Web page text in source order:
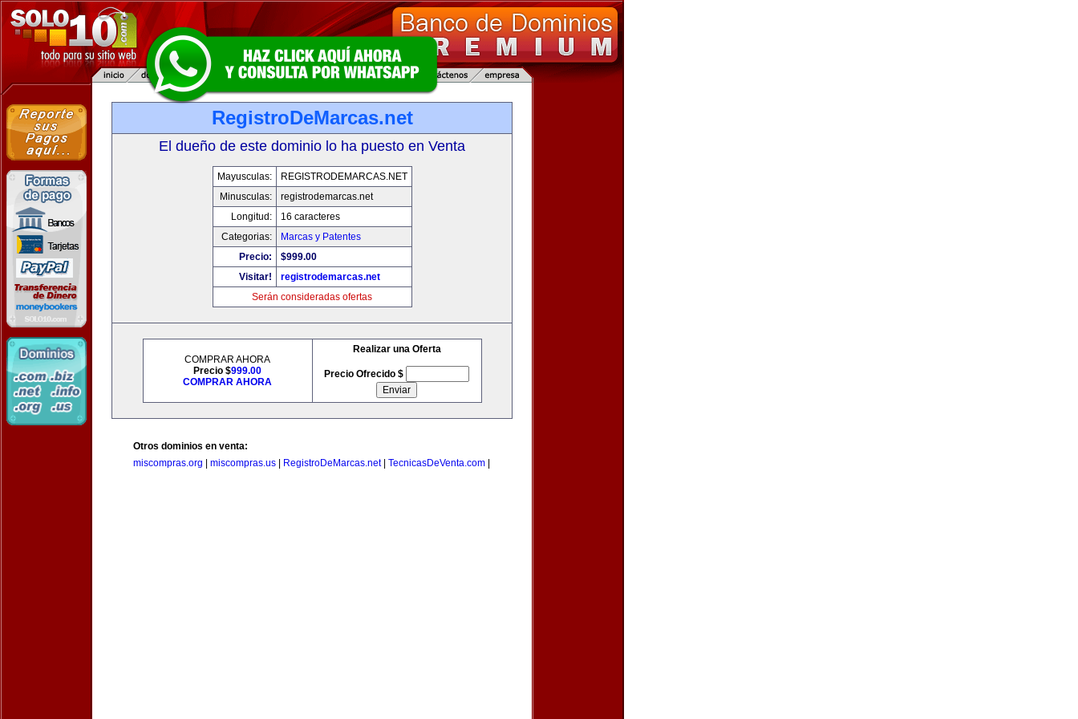
RegistroDeMarcas.net
El dueño de este dominio lo ha puesto en Venta
Mayusculas:
REGISTRODEMARCAS.NET
Minusculas:
registrodemarcas.net
Longitud:
16 caracteres
Categorias:
Marcas y Patentes
Precio:
$999.00
Visitar!
registrodemarcas.net
Serán consideradas ofertas
COMPRAR AHORA
Precio $999.00
COMPRAR AHORA
Realizar una Oferta
Precio Ofrecido $
Otros dominios en venta:
miscompras.org
miscompras.us RegistroDeMarcas.net| TecnicasDeVenta.com